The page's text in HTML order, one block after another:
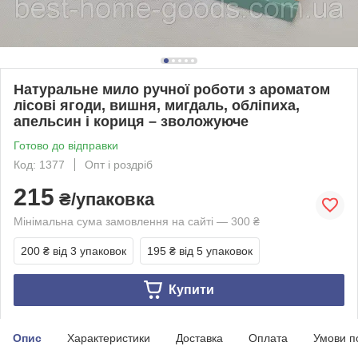
Натуральне мило ручної роботи з ароматом
лісові ягоди, вишня, мигдаль, обліпиха,
апельсин і кориця – зволожуюче
Готово до відправки
Код: 1377
Опт і роздріб
215 ₴/упаковка
Мінімальна сума замовлення на сайті — 300 ₴
200 ₴ від 3 упаковок 195 ₴ від 5 упаковок
Купити
Опис Характеристики Доставка Оплата Умови